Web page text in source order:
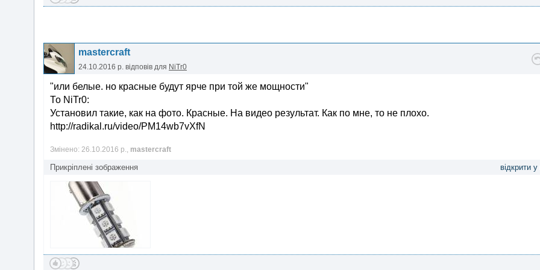
mastercraft
24.10.2016 р. відповів для NiTr0
"или белые. но красные будут ярче при той же мощности"
То NiTr0:
Установил такие, как на фото. Красные. На видео результат. Как по мне, то не плохо.
http://radikal.ru/video/PM14wb7vXfN
Змінено: 26.10.2016 р., mastercraft
Прикріплені зображення відкрити у